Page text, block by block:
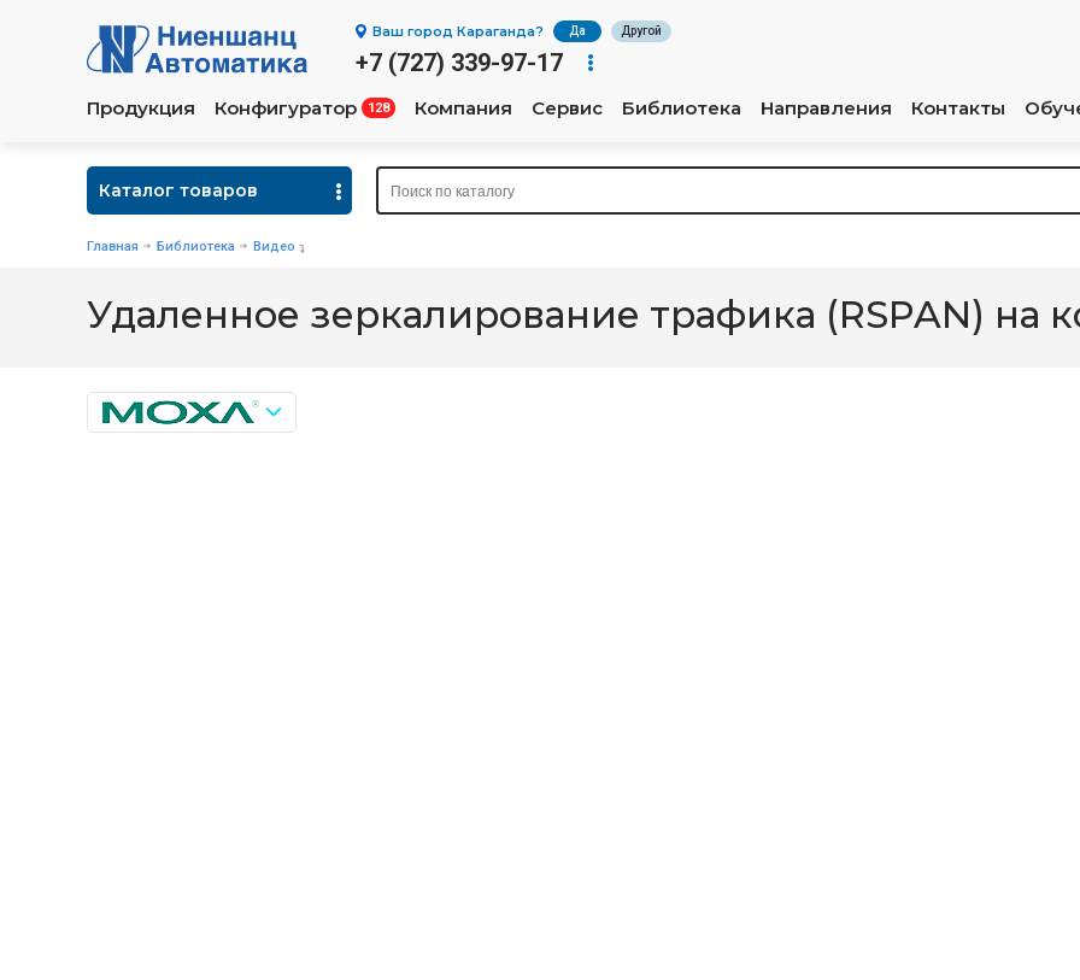
Ваш город Караганда? Да Другой
+7 (727) 339-97-17
Продукция Конфигуратор 128 Компания Сервис Библиотека Направления Контакты
Каталог товаров
Главная Библиотека Видео
Удаленное зеркалирование трафика (RSPAN) на